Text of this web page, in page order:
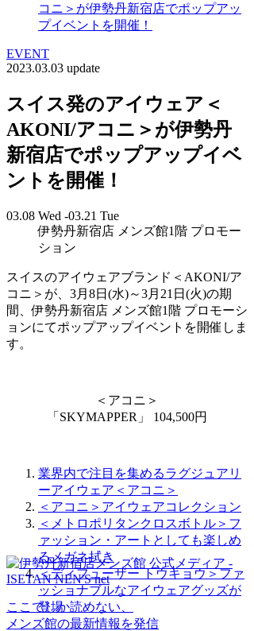
コニ＞が伊勢丹新宿店でポップアッ
プイベントを開催！
EVENT
2023.03.03 update
スイス発のアイウェア＜
AKONI/アコニ＞が伊勢丹
新宿店でポップアップイベ
ントを開催！
03.08 Wed -03.21 Tue
伊勢丹新宿店 メンズ館1階 プロモー
ション
スイスのアイウェアブランド＜AKONI/ア
コニ＞が、3月8日(水)～3月21日(火)の期
間、伊勢丹新宿店 メンズ館1階 プロモーシ
ョンにてポップアップイベントを開催しま
す。
＜アコニ＞
「SKYMAPPER」 104,500円
業界内で注目を集めるラグジュアリ
ーアイウェア＜アコニ＞
＜アコニ＞アイウェアコレクション
＜メトロポリタンクロスボトル＞フ
ァッション・アートとしても楽しめ
るメガネ拭き
＜ディフューザー トウキョウ＞ファ
ッショナブルなアイウェアグッズが
登場
ここでしか読めない、
メンズ館の最新情報を発信